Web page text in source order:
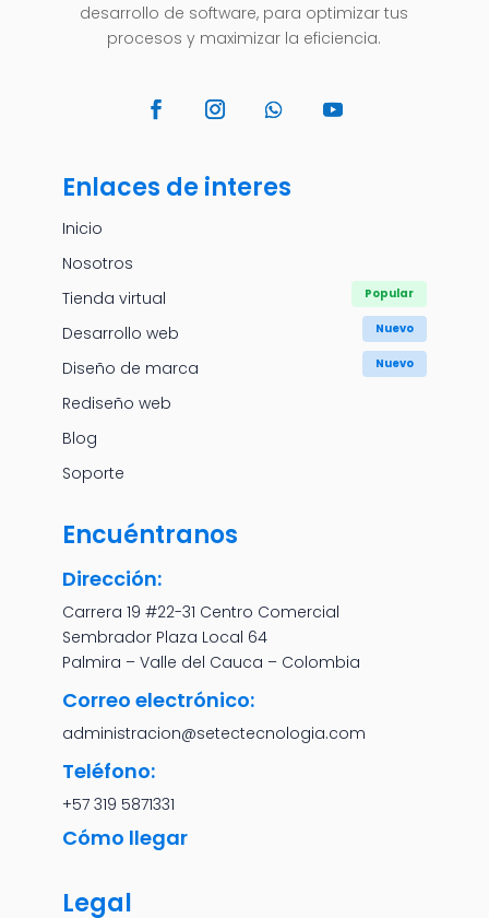
desarrollo de software, para optimizar tus
procesos y maximizar la eficiencia.
Enlaces de interes
Inicio
Nosotros
Tienda virtual
Desarrollo web
Diseño de marca
Rediseño web
Blog
Soporte
Encuéntranos
Dirección:
Carrera 19 #22-31 Centro Comercial
Sembrador Plaza Local 64
Palmira – Valle del Cauca – Colombia
Correo electrónico:
administracion@setectecnologia.com
Teléfono:
+57 319 5871331
Cómo llegar
Legal